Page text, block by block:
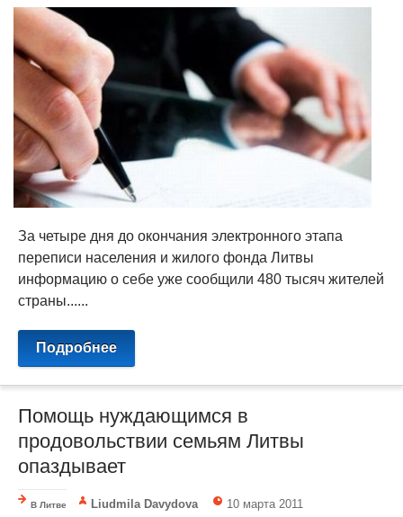
За четыре дня до окончания электронного этапа
переписи населения и жилого фонда Литвы
информацию о себе уже сообщили 480 тысяч жителей
страны......
Подробнее
Помощь нуждающимся в
продовольствии семьям Литвы
опаздывает
В Литве Liudmila Davydova 10 марта 2011